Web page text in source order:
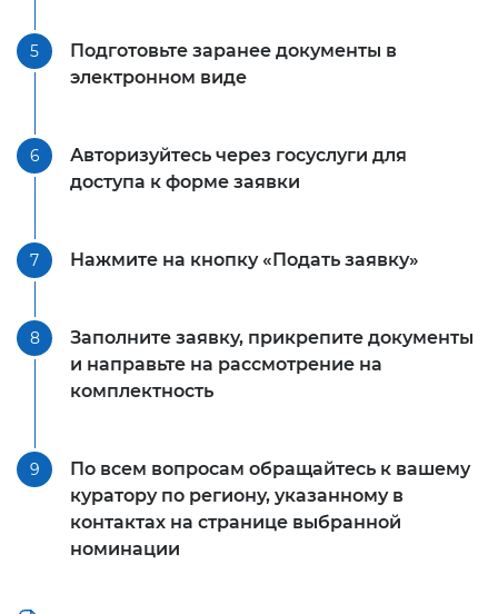
5
Подготовьте заранее документы в
электронном виде
6
Авторизуйтесь через госуслуги для
доступа к форме заявки
7 Нажмите на кнопку «Подать заявку»
8
Заполните заявку, прикрепите документы
и направьте на рассмотрение на
комплектность
9
По всем вопросам обращайтесь к вашему
куратору по региону, указанному в
контактах на странице выбранной
номинации